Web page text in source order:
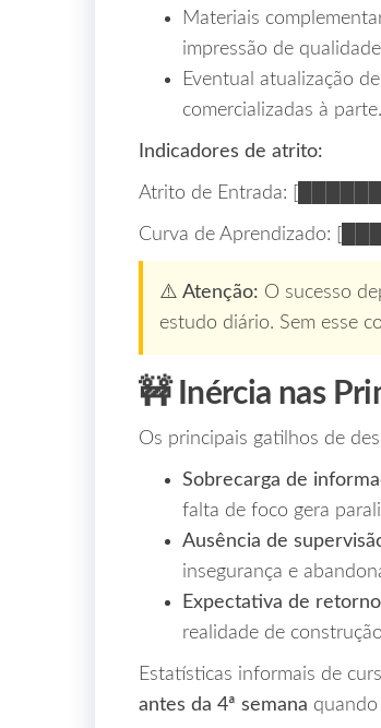
Materiais
impressão de
Eventual atualização
comercializadas à parte.
Indicadores de atrito:
Atrito de Entrada:
Curva de Aprendizado:
⚠️ Atenção: O sucesso
estudo diário. Sem esse
🚧 Inércia nas
Os principais gatilhos de
Sobrecarga de
falta de foco gera
Ausência de
insegurança e
Expectativa de
realidade de
Estatísticas informais de
antes da 4ª semana